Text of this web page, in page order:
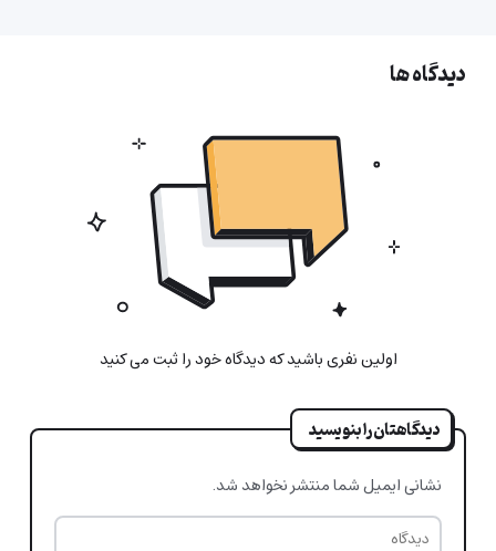
دیدگاه ها
اولین نفری باشید که دیدگاه خود را ثبت می کنید
دیدگاهتان را بنویسید
نشانی ایمیل شما منتشر نخواهد شد.